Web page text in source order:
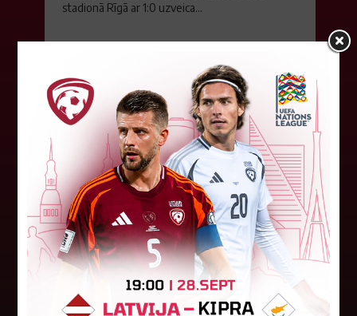
stadionā Rīgā ar 1:0 uzveica...
Latvijas tiesnešiem uztic darbu
UEFA Eiropas līgā
Latvijas tiesnešu brigāde apkalpos UEFA Eiropas